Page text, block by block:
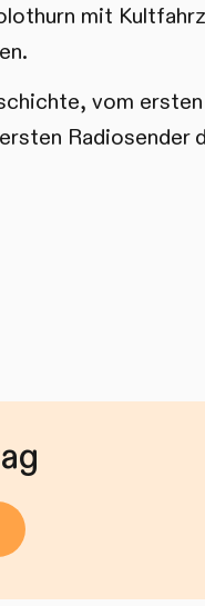
mit
vom
Radiosender